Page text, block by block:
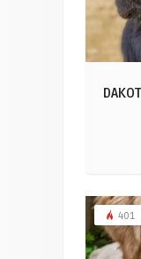
401